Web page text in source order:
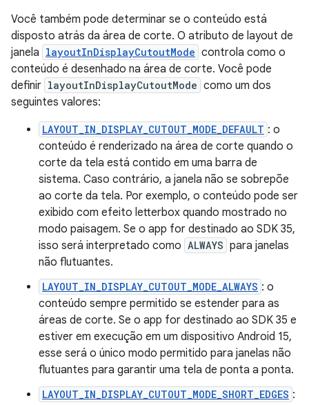
Você também pode determinar se o conteúdo está
disposto atrás da área de corte. O atributo de layout de
janela layoutInDisplayCutoutMode controla como o
conteúdo é desenhado na área de corte. Você pode
definir layoutInDisplayCutoutMode como um dos
seguintes valores:
LAYOUT_IN_DISPLAY_CUTOUT_MODE_DEFAULT : o
conteúdo é renderizado na área de corte quando o
corte da tela está contido em uma barra de
sistema. Caso contrário, a janela não se sobrepõe
ao corte da tela. Por exemplo, o conteúdo pode ser
exibido com efeito letterbox quando mostrado no
modo paisagem. Se o app for destinado ao SDK 35,
isso será interpretado como ALWAYS para janelas
não flutuantes.
LAYOUT_IN_DISPLAY_CUTOUT_MODE_ALWAYS : o
conteúdo sempre permitido se estender para as
áreas de corte. Se o app for destinado ao SDK 35 e
estiver em execução em um dispositivo Android 15,
esse será o único modo permitido para janelas não
flutuantes para garantir uma tela de ponta a ponta.
LAYOUT_IN_DISPLAY_CUTOUT_MODE_SHORT_EDGES :